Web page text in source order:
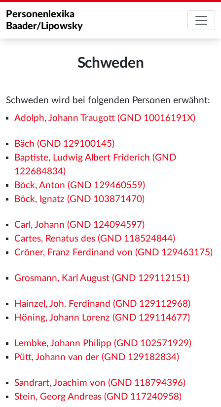
Personenlexika
Baader/Lipowsky
Schweden
Schweden wird bei folgenden Personen erwähnt:
Adolph, Johann Traugott (GND 10016191X)
Bäch (GND 129100145)
Baptiste, Ludwig Albert Friderich (GND
122684834)
Böck, Anton (GND 129460559)
Böck, Ignatz (GND 103871470)
Carl, Johann (GND 124094597)
Cartes, Renatus des (GND 118524844)
Cröner, Franz Ferdinand von (GND 129463175)
Grosmann, Karl August (GND 129112151)
Hainzel, Joh. Ferdinand (GND 129112968)
Höning, Johann Lorenz (GND 129114677)
Lembke, Johann Philipp (GND 102571929)
Pütt, Johann van der (GND 129182834)
Sandrart, Joachim von (GND 118794396)
Stein, Georg Andreas (GND 117240958)